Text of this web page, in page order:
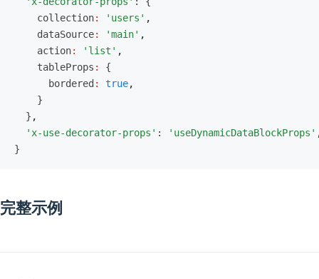
    collection
: 'users' ,
    dataSource
: 'main' ,
    action
: 'list' ,
    tableProps
:
{
      bordered
: true,
    }
  }
,
  'x-use-decorator-props'
: 'useDynamicDataBlockProps'
}
完整示例